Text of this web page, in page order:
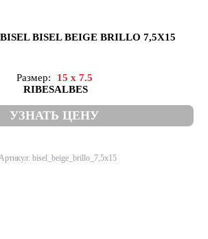
BISEL BEIGE BRILLO 7,5X15
Размер:
15 x 7.5
RIBESALBES
УЗНАТЬ ЦЕНУ
bisel_beige_brillo_7,5x15